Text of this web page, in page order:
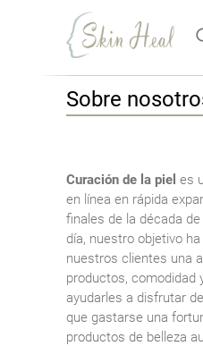
Sobre
Curación de la piel es
en línea en rápida
finales de la década
día, nuestro objetivo
nuestros clientes una
productos, comodidad
ayudarles a disfrutar
que gastarse una
productos de belleza